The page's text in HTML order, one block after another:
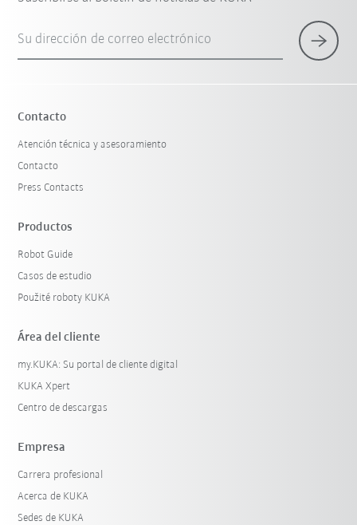
Su dirección de correo electrónico
Contacto
Atención técnica y asesoramiento
Contacto
Press Contacts
Productos
Robot Guide
Casos de estudio
Použité roboty KUKA
Área del cliente
my.KUKA: Su portal de cliente digital
KUKA Xpert
Centro de descargas
Empresa
Carrera profesional
Acerca de KUKA
Sedes de KUKA